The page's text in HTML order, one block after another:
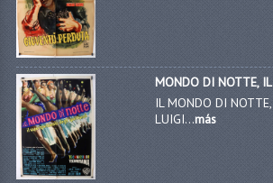
MONDO DI NOTTE, IL
IL MONDO DI NOTTE,
LUIGI...más